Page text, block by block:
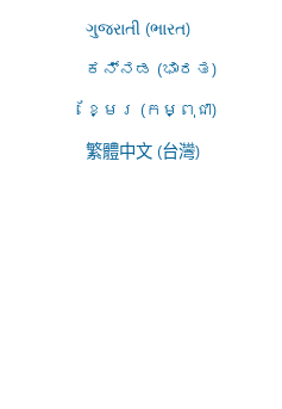
ગુજરાતી (ભારત)
ಕನ್ನಡ (ಭಾರತ)
ខ្មែរ (កម្ពុជា)
繁體中文 (台灣)